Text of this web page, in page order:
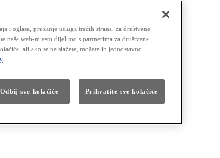
i oglasa, pružanje usluga trećih strana, za društvene
naše web-mjesto dijelimo s partnerima za društvene
ali ako se ne slažete, možete ih jednostavno
Odbij sve kolačiće Prihvatite sve kolačiće